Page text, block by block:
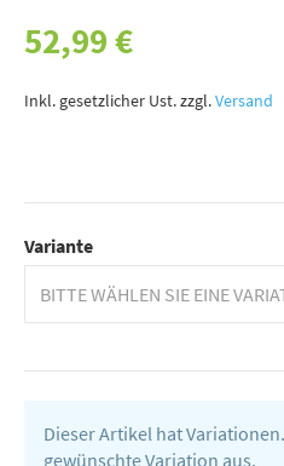
52,99 €
Inkl. gesetzlicher Ust. zzgl.Versand
Variante
BITTE WÄHLEN SIE EINE
Dieser Artikel hat
gewünschte Variation aus.